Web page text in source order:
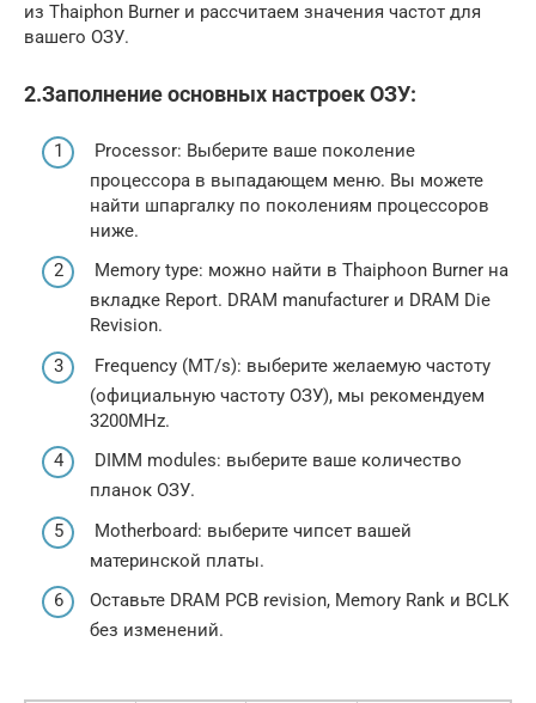
из Thaiphon Burner и рассчитаем значения частот для
вашего ОЗУ.
2.Заполнение основных настроек ОЗУ:
Processor: Выберите ваше поколение
процессора в выпадающем меню. Вы можете
найти шпаргалку по поколениям процессоров
ниже.
Memory type: можно найти в Thaiphoon Burner на
вкладке Report. DRAM manufacturer и DRAM Die
Revision.
Frequency (MT/s): выберите желаемую частоту
(официальную частоту ОЗУ), мы рекомендуем
3200MHz.
DIMM modules: выберите ваше количество
планок ОЗУ.
Motherboard: выберите чипсет вашей
материнской платы.
Оставьте DRAM PCB revision, Memory Rank и BCLK
без изменений.